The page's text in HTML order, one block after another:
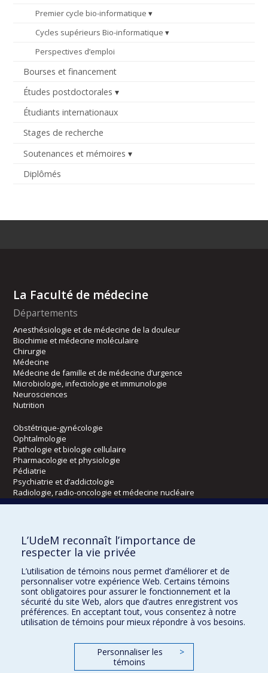
Premier cycle bio-informatique
Cycles supérieurs Bio-informatique
Perspectives d’emploi
Bourses et financement
Études postdoctorales
Étudiants internationaux
Stages de recherche
Soutenances et mémoires
Diplômés
La Faculté de médecine
Départements
Anesthésiologie et de médecine de la douleur
Biochimie et médecine moléculaire
Chirurgie
Médecine
Médecine de famille et de médecine d’urgence
Microbiologie, infectiologie et immunologie
Neurosciences
Nutrition
Obstétrique-gynécologie
Ophtalmologie
Pathologie et biologie cellulaire
Pharmacologie et physiologie
Pédiatrie
Psychiatrie et d’addictologie
Radiologie, radio-oncologie et médecine nucléaire
Kinésiologie et des sciences de l’activité physique
Orthophonie et audiologie
Réadaptation
Directions
DPC
CPASS
L’UdeM reconnaît l’importance de
respecter la vie privée
L’utilisation de témoins nous permet d’améliorer et de
personnaliser votre expérience Web. Certains témoins
sont obligatoires pour assurer le fonctionnement et la
sécurité du site Web, alors que d’autres enregistrent vos
préférences. En acceptant tout, vous consentez à notre
utilisation de témoins pour mieux répondre à vos besoins.
Personnaliser les
témoins
>